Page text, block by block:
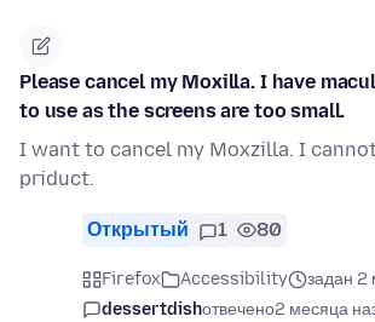
Please cancel my Moxilla. I have
to use as the screens are too small.
I want to cancel my Moxzilla. I
priduct.
Открытый 1 80
Firefox Accessibility
задан 2
dessertdishотвечено2 месяца